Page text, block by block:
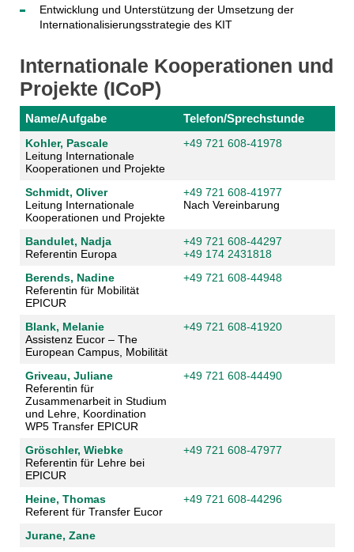
Entwicklung und Unterstützung der Umsetzung der
Internationalisierungsstrategie des KIT
Internationale Kooperationen und
Projekte (ICoP)
Name/Aufgabe Telefon/Sprechstunde
Kohler, Pascale
Leitung Internationale
Kooperationen und Projekte
+49 721 608-41978
Schmidt, Oliver
Leitung Internationale
Kooperationen und Projekte
+49 721 608-41977
Nach Vereinbarung
Bandulet, Nadja
Referentin Europa
+49 721 608-44297
+49 174 2431818
Berends, Nadine
Referentin für Mobilität
EPICUR
+49 721 608-44948
Blank, Melanie
Assistenz Eucor – The
European Campus, Mobilität
+49 721 608-41920
Griveau, Juliane
Referentin für
Zusammenarbeit in Studium
und Lehre, Koordination
WP5 Transfer EPICUR
+49 721 608-44490
Gröschler, Wiebke
Referentin für Lehre bei
EPICUR
+49 721 608-47977
Heine, Thomas
Referent für Transfer Eucor
+49 721 608-44296
Jurane, Zane